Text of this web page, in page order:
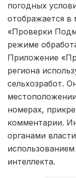
погодных
отображается
«Проверки
режиме
Приложение
региона
сельхозработ.
номерах,
комментарии.
органами
интеллекта.